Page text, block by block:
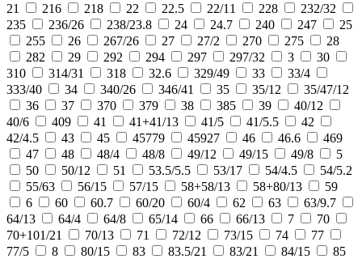
21
216 218 22 22.5 22/11 228
232/32
235
236/26 238/23.8 24 24.7 240 247
25
255
26 267/26 27 27/2 270 275
28
282
29 292 294 297 297/32 3
30
310
314/31 318 32.6 329/49 33
33/4
333/40
34 340/26 346/41 35 35/12
35/47/12
36
37 370 379 38 385 39
40/12
40/6
409 41 41+41/13 41/5 41/5.5
42
42/4.5
43 45 45779 45927 46 46.6
469
47
48 48/4 48/8 49/12 49/15 49/8
5
50
50/12 51 53.5/5.5 53/17 54/4.5
54/5.2
55/63
56/15 57/15 58+58/13 58+80/13
59
6
60 60.7 60/20 60/4 62 63
63/9.7
64/13
64/4 64/8 65/14 66 66/13 7
70
70+101/21
70/13 71 72/12 73/15 74
77
77/5
8 80/15 83 83.5/21 83/21 84/15
85